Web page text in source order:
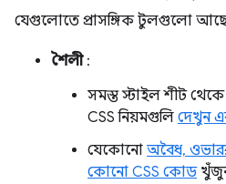
যেগুলোতে প্রাসঙ্গিক টুলগুলো
শৈলী:
সমস্ত স্টাইল শীট
CSS নিয়মগুলি দেখুন
যেকোনো অবৈধ,
কোনো CSS কোডখুঁজুন